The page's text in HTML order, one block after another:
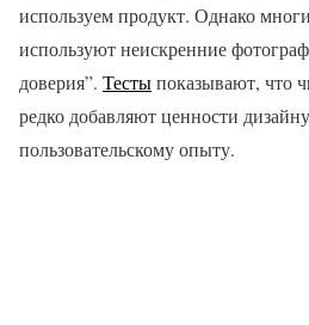
используем продукт. Однако
используют неискренние
доверия”. Тестыпоказывают, что
редко добавляют ценности
пользовательскому опыту.